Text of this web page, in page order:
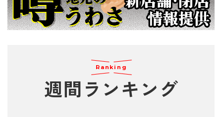
Ranking
週間 ランキング